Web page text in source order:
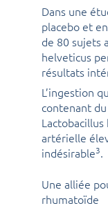
Dans une
placebo et
de 80 sujets
helveticus
résultats
L’ingestion
contenant
artérielle
indésirable3.
Une alliée
rhumatoïde